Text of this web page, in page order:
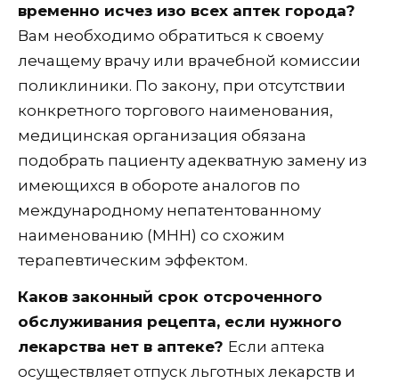
временно исчез изо всех аптек города?
Вам необходимо обратиться к своему
лечащему врачу или врачебной комиссии
поликлиники. По закону, при отсутствии
конкретного торгового наименования,
медицинская организация обязана
подобрать пациенту адекватную замену из
имеющихся в обороте аналогов по
международному непатентованному
наименованию (МНН) со схожим
терапевтическим эффектом.
Каков законный срок отсроченного
обслуживания рецепта, если нужного
лекарства нет в аптеке? Если аптека
осуществляет отпуск льготных лекарств и